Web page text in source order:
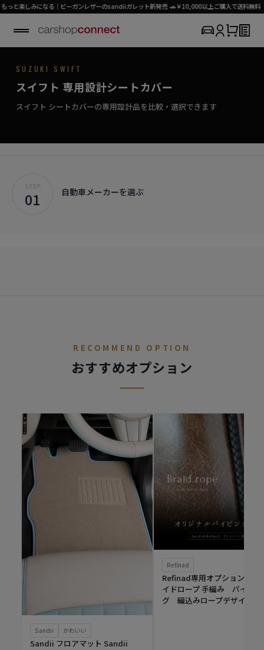
しみになる｜ビーガンレザーのsandiiガレット新発売 🚗￥10,000以上ご購入で送料無料（パ
SUZUKI / SWIFT
SEAT COVER COLLECTION
SWIFT
専用シートカバー
攻めの走りに、上質なシートカバー。
初めての方はこちら›
SUZUKI SWIFT
スイフト 専用設計シートカバー
スイフト シートカバーの専用設計品を比較・選択できます
STEP.
01 自動車メーカーを選ぶ
があればご連絡ください。
ファブリック シートカバー診断
RECOMMEND OPTION
おすすめオプション
Sandii かわいい
Sandii フロアマット Sandii
Refinad
Refinad専用オプション ブ
イドロープ 手編み パイピン
グ 編込みロープデザイン